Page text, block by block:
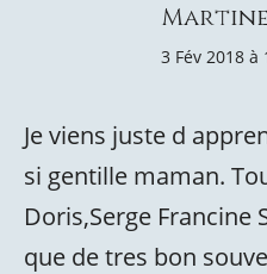
3 Fév 2018
Je viens juste d
si gentille maman.
Doris,Serge Francine
que de tres bon